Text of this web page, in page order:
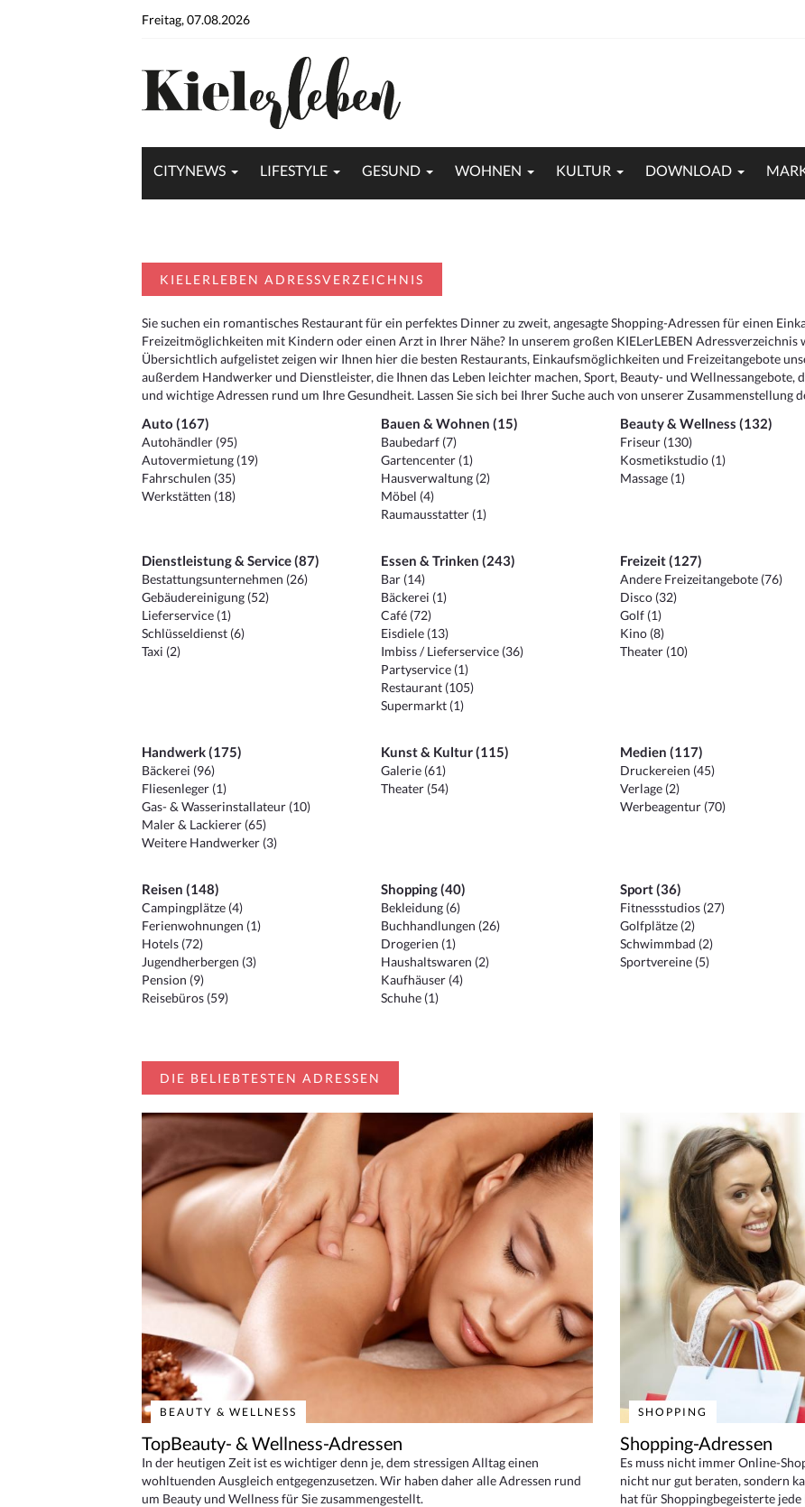
Freitag, 07.08.2026
CITYNEWS LIFESTYLE GESUND WOHNEN KULTUR DOWNLOAD
KIELERLEBEN ADRESSVERZEICHNIS
Sie suchen ein romantisches Restaurant für ein perfektes Dinner zu zweit, angesagte Shopping-Adressen für einen
Freizeitmöglichkeiten mit Kindern oder einen Arzt in Ihrer Nähe? In unserem großen KIELerLEBEN
Übersichtlich aufgelistet zeigen wir Ihnen hier die besten Restaurants, Einkaufsmöglichkeiten und Freizeitangebote
außerdem Handwerker und Dienstleister, die Ihnen das Leben leichter machen, Sport, Beauty- und Wellnessangebote,
und wichtige Adressen rund um Ihre Gesundheit. Lassen Sie sich bei Ihrer Suche auch von unserer Zusammenstellung
Auto (167)
Autohändler (95)
Autovermietung (19)
Fahrschulen (35)
Werkstätten (18)
Bauen & Wohnen (15)
Baubedarf (7)
Gartencenter (1)
Hausverwaltung (2)
Möbel (4)
Raumausstatter (1)
Beauty & Wellness (132)
Friseur (130)
Kosmetikstudio (1)
Massage (1)
Dienstleistung & Service (87)
Bestattungsunternehmen (26)
Gebäudereinigung (52)
Lieferservice (1)
Schlüsseldienst (6)
Taxi (2)
Essen & Trinken (243)
Bar (14)
Bäckerei (1)
Café (72)
Eisdiele (13)
Imbiss / Lieferservice (36)
Partyservice (1)
Restaurant (105)
Supermarkt (1)
Freizeit (127)
Andere Freizeitangebote (76)
Disco (32)
Golf (1)
Kino (8)
Theater (10)
Handwerk (175)
Bäckerei (96)
Fliesenleger (1)
Gas- & Wasserinstallateur (10)
Maler & Lackierer (65)
Weitere Handwerker (3)
Kunst & Kultur (115)
Galerie (61)
Theater (54)
Medien (117)
Druckereien (45)
Verlage (2)
Werbeagentur (70)
Reisen (148)
Campingplätze (4)
Ferienwohnungen (1)
Hotels (72)
Jugendherbergen (3)
Pension (9)
Reisebüros (59)
Shopping (40)
Bekleidung (6)
Buchhandlungen (26)
Drogerien (1)
Haushaltswaren (2)
Kaufhäuser (4)
Schuhe (1)
Sport (36)
Fitnessstudios (27)
Golfplätze (2)
Schwimmbad (2)
Sportvereine (5)
DIE BELIEBTESTEN ADRESSEN
BEAUTY & WELLNESS
TopBeauty- & Wellness-Adressen
In der heutigen Zeit ist es wichtiger denn je, dem stressigen Alltag einen
wohltuenden Ausgleich entgegenzusetzen. Wir haben daher alle Adressen rund
um Beauty und Wellness für Sie zusammengestellt.
SHOPPING
Shopping-Adressen
Es muss nicht immer Online-
nicht nur gut beraten, sondern
hat für Shoppingbegeisterte jede